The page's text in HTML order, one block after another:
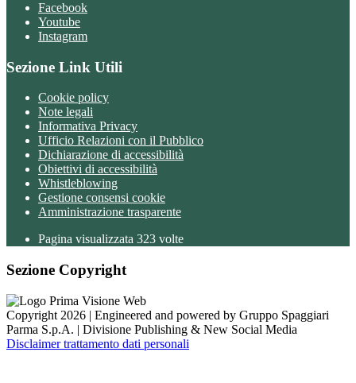
Facebook
Youtube
Instagram
Sezione Link Utili
Cookie policy
Note legali
Informativa Privacy
Ufficio Relazioni con il Pubblico
Dichiarazione di accessibilità
Obiettivi di accessibilità
Whistleblowing
Gestione consensi cookie
Amministrazione trasparente
Pagina visualizzata 323 volte
Sezione Copyright
Copyright 2026 | Engineered and powered by Gruppo Spaggiari
Parma S.p.A. | Divisione Publishing & New Social Media
Disclaimer trattamento dati personali